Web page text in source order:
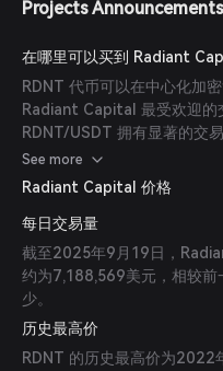
Projects Announcements
在哪里可以买到 Radiant
RDNT 代币可以在中心化加
Radiant Capital 最受欢迎的
RDNT/USDT 拥有显著的交
MEXC。
See more
Radiant Capital 价格
每日交易量
截至2025年9月19日，
约为7,188,569美元，相较前
少。
历史最高价
RDNT 的历史最高价为2022